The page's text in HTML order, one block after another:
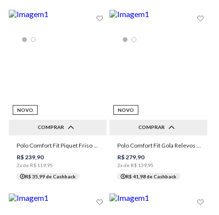
NOVO
COMPRAR
P M G GG XGG
Polo Comfort Fit Piquet Friso Masculina Individual
R$239,90
2x de R$ 119 95
R$ 35,99de Cashback
NOVO
COMPRAR
P M G GG XGG
Polo Comfort Fit Gola Relevos Masculina Individual
R$279,90
2x de R$ 139 95
R$ 41,98de Cashback